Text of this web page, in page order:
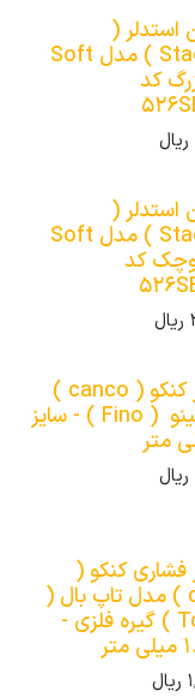
استدلر (
Staedtler ) مدل Soft
کد
ریال
استدلر (
Staedtler ) مدل Soft
کد
ریال
خودکار کنکو ( canco )
مدل فینو ( Fino ) - سایز
ریال
فشاری کنکو (
canco ) مدل تاپ بال (
Topball ) گیره فلزی -
ریال